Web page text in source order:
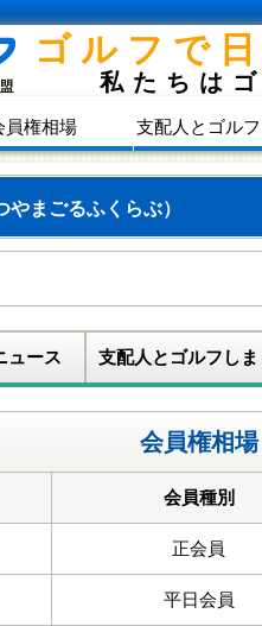
ゴルフで
私たちは
員権相場 支配人とゴル
やまごるふくらぶ）
ュース 支配人とゴルフしま
会員権相場
会員種別
正会員
平日会員